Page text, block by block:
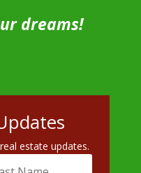
dreams!
estate updates.